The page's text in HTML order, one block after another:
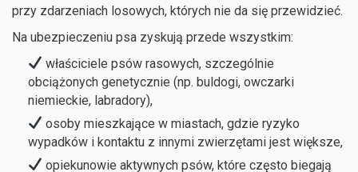
przy zdarzeniach losowych, których nie da się przewidzieć.
Na ubezpieczeniu psa zyskują przede wszystkim:
właściciele psów rasowych, szczególnie
obciążonych genetycznie (np. buldogi, owczarki
niemieckie, labradory),
osoby mieszkające w miastach, gdzie ryzyko
wypadków i kontaktu z innymi zwierzętami jest większe,
opiekunowie aktywnych psów, które często biegają